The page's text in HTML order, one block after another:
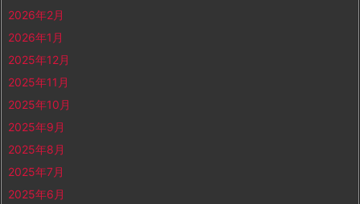
2026年2月
2026年1月
2025年12月
2025年11月
2025年10月
2025年9月
2025年8月
2025年7月
2025年6月